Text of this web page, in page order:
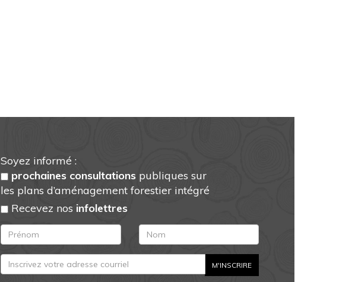
Soyez informé :
prochaines consultations publiques sur
les plans d’aménagement forestier intégré
Recevez nos infolettres